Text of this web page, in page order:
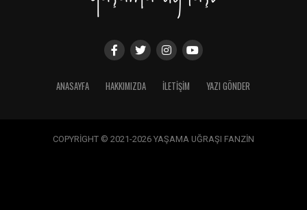
ANASAYFA HAKKIMIZDA İLETIŞIM YAZI GÖNDER
COPYRİGHT © 2021-2026 YAŞAMA UĞRAŞI FANZİN